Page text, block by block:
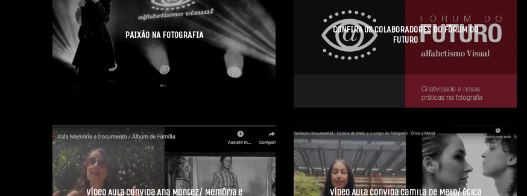
PAIXÃO NA FOTOGRAFIA
CONFIRA OS COLABORADORES DO FÓRUM DO
FUTURO
Vídeo Aula convida Ana Montez/ Memória e Vídeo Aula convida Camila de Melo/ ética